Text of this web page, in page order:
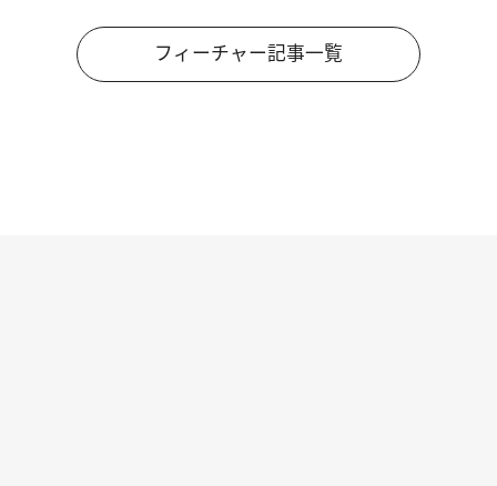
フィーチャー記事一覧